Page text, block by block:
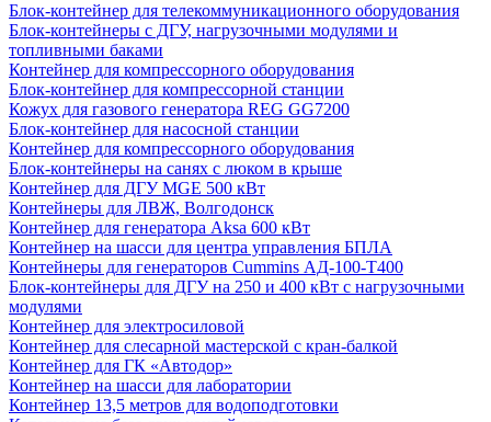
Блок-контейнер для телекоммуникационного оборудования
Блок-контейнеры с ДГУ, нагрузочными модулями и
топливными баками
Контейнер для компрессорного оборудования
Блок-контейнер для компрессорной станции
Кожух для газового генератора REG GG7200
Блок-контейнер для насосной станции
Контейнер для компрессорного оборудования
Блок-контейнеры на санях с люком в крыше
Контейнер для ДГУ MGE 500 кВт
Контейнеры для ЛВЖ, Волгодонск
Контейнер для генератора Aksa 600 кВт
Контейнер на шасси для центра управления БПЛА
Контейнеры для генераторов Cummins АД-100-Т400
Блок-контейнеры для ДГУ на 250 и 400 кВт с нагрузочными
модулями
Контейнер для электросиловой
Контейнер для слесарной мастерской с кран-балкой
Контейнер для ГК «Автодор»
Контейнер на шасси для лаборатории
Контейнер 13,5 метров для водоподготовки